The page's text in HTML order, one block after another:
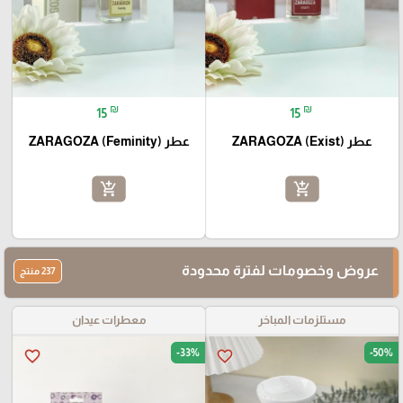
15 ₪
عطر ZARAGOZA (Exist)
add_shopping_cart
15 ₪
عطر ZARAGOZA (Feminity)
add_shopping_cart
عروض وخصومات لفترة محدودة 237 منتج
مستلزمات المباخر
favorite_border -50%
معطرات عيدان
favorite_border -33%